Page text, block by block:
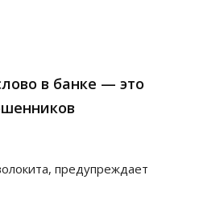
в банке — это
предупреждает